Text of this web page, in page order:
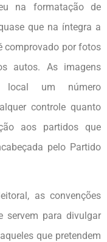
na formatação de
que na íntegra a
comprovado por fotos
autos. As imagens
local um número
controle quanto
aos partidos que
pelo Partido
as convenções
servem para divulgar
que pretendem